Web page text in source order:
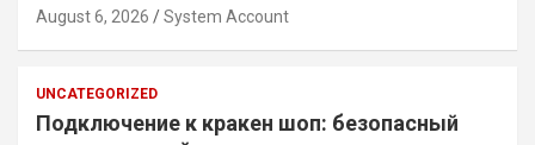
August 6, 2026 System Account
UNCATEGORIZED
Подключение к кракен шоп: безопасный